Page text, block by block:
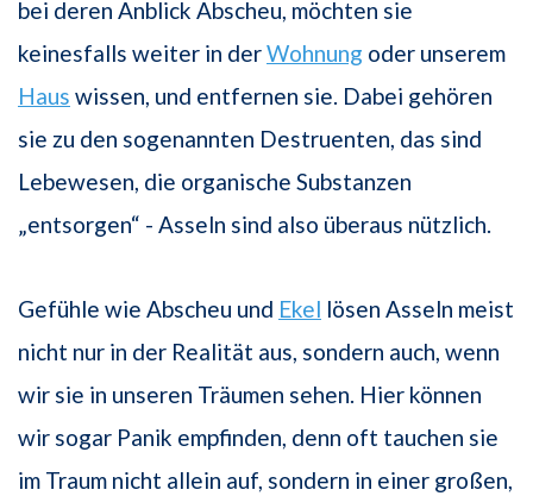
bei deren Anblick Abscheu, möchten sie
keinesfalls weiter in derWohnung oder unserem
Haus wissen, und entfernen sie. Dabei gehören
sie zu den sogenannten Destruenten, das sind
Lebewesen, die organische Substanzen
„entsorgen“ - Asseln sind also überaus nützlich.
Gefühle wie Abscheu und Ekel lösen Asseln meist
nicht nur in der Realität aus, sondern auch, wenn
wir sie in unseren Träumen sehen. Hier können
wir sogar Panik empfinden, denn oft tauchen sie
im Traum nicht allein auf, sondern in einer großen,